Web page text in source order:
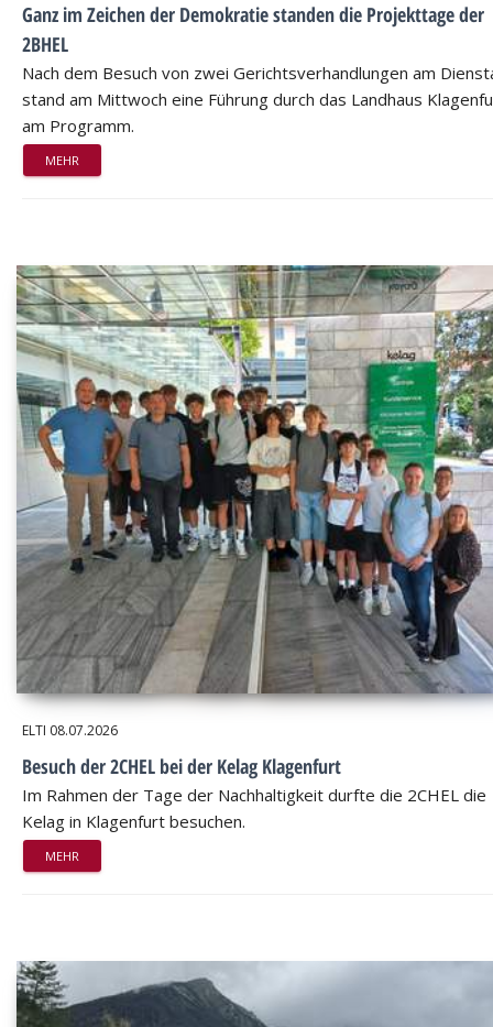
Ganz im Zeichen der Demokratie standen die Projekttage der
2BHEL
Nach dem Besuch von zwei Gerichtsverhandlungen am
stand am Mittwoch eine Führung durch das Landhaus
am Programm.
MEHR
ELTI 08.07.2026
Besuch der 2CHEL bei der Kelag Klagenfurt
Im Rahmen der Tage der Nachhaltigkeit durfte die 2CHEL die
Kelag in Klagenfurt besuchen.
MEHR